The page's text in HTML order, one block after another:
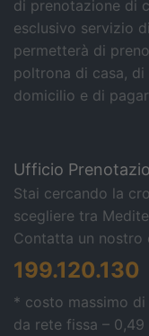
di prenotazione di
esclusivo servizio
permetterà di
poltrona di casa,
domicilio e di
Ufficio
Stai cercando la
scegliere tra
Contatta un nostro
199.120.130
* costo massimo di
da rete fissa –